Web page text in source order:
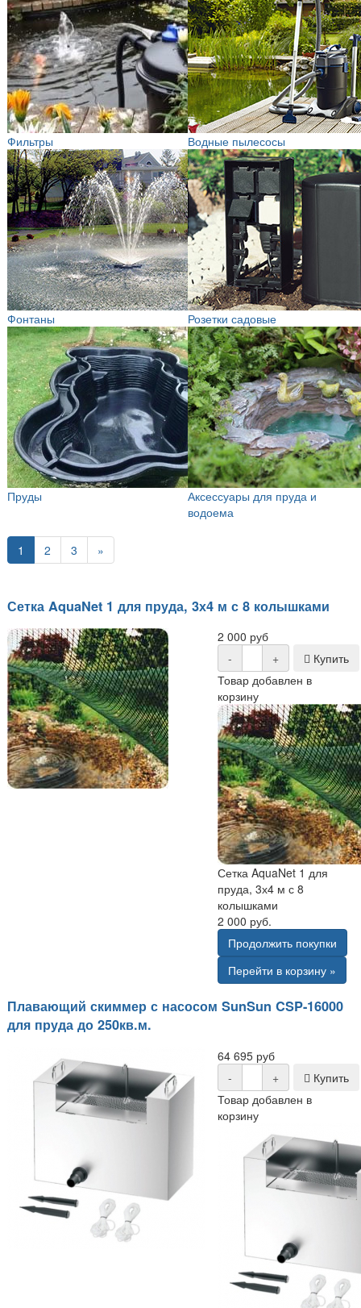
Фильтры Водные пылесосы
Фонтаны Розетки садовые
Пруды
Аксессуары для пруда и
водоема
1 2 3 »
Сетка AquaNet 1 для пруда, 3х4 м с 8 колышками
2 000 руб
-
+
Купить
Товар добавлен в
корзину
Сетка AquaNet 1 для
пруда, 3х4 м с 8
колышками
2 000 руб.
Продолжить покупки
Перейти в корзину »
Плавающий скиммер с насосом SunSun CSP-16000
для пруда до 250кв.м.
64 695 руб
-
+
Купить
Товар добавлен в
корзину